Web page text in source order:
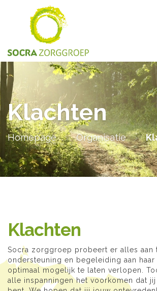
Klachten
Homepage > Organisatie >
Klachten
Socra zorggroep probeert er alles aan
ondersteuning en begeleiding aan
optimaal mogelijk te laten verlopen.
alle inspanningen het voorkomen dat